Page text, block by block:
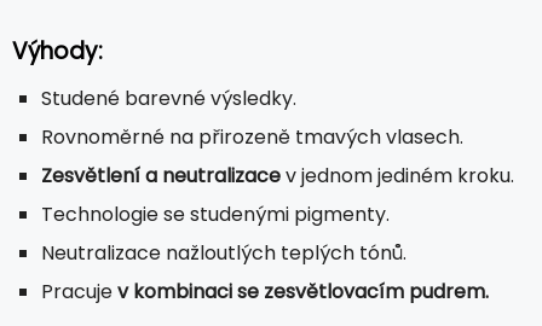
Výhody:
Studené barevné výsledky.
Rovnoměrné na přirozeně tmavých vlasech.
Zesvětlení a neutralizacev jednom jediném kroku.
Technologie se studenými pigmenty.
Neutralizace nažloutlých teplých tónů.
Pracujev kombinaci se zesvětlovacím pudrem.